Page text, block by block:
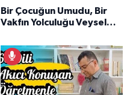
Bir Çocuğun Umudu, Bir
Vakfın Yolculuğu Veysel